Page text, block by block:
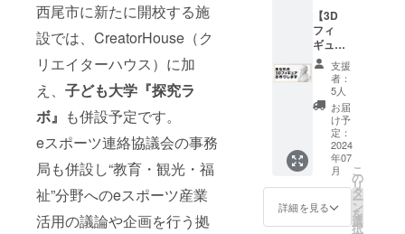
西尾市に新たに開校する施
設では、CreatorHouse（ク
リエイターハウス）に加
え、 子ども大学『探究ラ
ボ』 も併設予定です。
eスポーツ連絡協議会の事務
局も併設し“教育・観光・福
祉”分野へのeスポーツ産業
活用の議論や企画を行う拠
■メディア出
＞テレビ
CBC「ニッ
ポウ」
・メ～テレ
「アップ」
『藤井
遼太
郎』の
活動を
応援し
てくだ
さる方
に。 ＜
主な活
動内容
＞ ・子
ども達
の個性
に合わ
【3D
フィ
ギュア
作成】
探究ラ
ボであ
なたを
スキャ
ン！３D
プリン
ターで
印刷し
ちゃい
ます！
クリエ
支援
者：
5人
お届
け予
定：
2024
年07
月
詳細を見る
こ
の
リ
タ
ー
ン
を
選
択